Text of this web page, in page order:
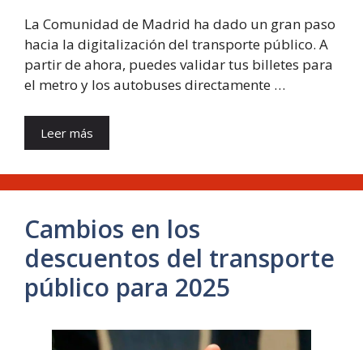
La Comunidad de Madrid ha dado un gran paso
hacia la digitalización del transporte público. A
partir de ahora, puedes validar tus billetes para
el metro y los autobuses directamente …
Leer más
Cambios en los
descuentos del transporte
público para 2025